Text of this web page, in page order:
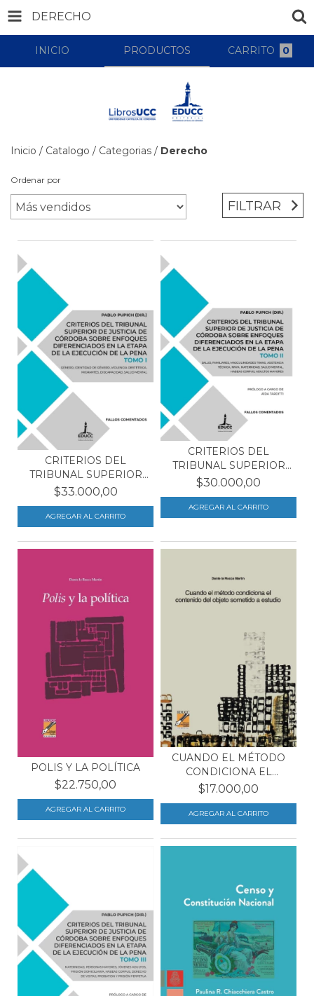
DERECHO
INICIO PRODUCTOS CARRITO 0
Inicio / Catalogo / Categorias / Derecho
Ordenar por
FILTRAR
CRITERIOS DEL
TRIBUNAL SUPERIOR
DE JUSTI...
$33.000,00
CRITERIOS DEL
TRIBUNAL SUPERIOR
DE JUSTI...
$30.000,00
POLIS Y LA POLÍTICA
$22.750,00
CUANDO EL MÉTODO
CONDICIONA EL
CONTENIDO...
$17.000,00